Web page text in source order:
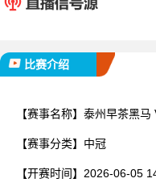
比赛介绍
【赛事名称】 泰州早茶黑马
【赛事分类】 中冠
【开赛时间】 2026-06-05